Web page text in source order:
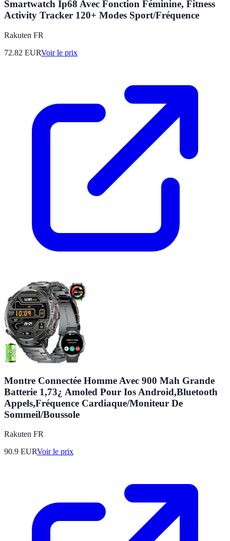
Smartwatch Ip68 Avec Fonction Féminine, Fitness
Activity Tracker 120+ Modes Sport/Fréquence
Rakuten FR
72.82 EURVoir le prix
Montre Connectée Homme Avec 900 Mah Grande
Batterie 1,73¿ Amoled Pour Ios Android,Bluetooth
Appels,Fréquence Cardiaque/Moniteur De
Sommeil/Boussole
Rakuten FR
90.9 EURVoir le prix